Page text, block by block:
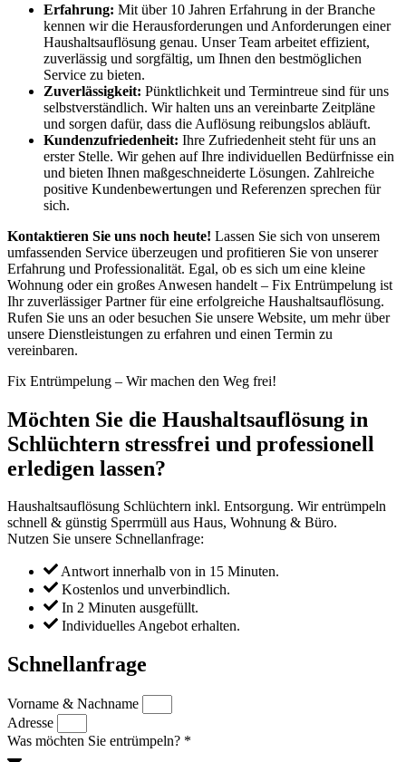
Erfahrung: Mit über 10 Jahren Erfahrung in der Branche
kennen wir die Herausforderungen und Anforderungen einer
Haushaltsauflösung genau. Unser Team arbeitet effizient,
zuverlässig und sorgfältig, um Ihnen den bestmöglichen
Service zu bieten.
Zuverlässigkeit: Pünktlichkeit und Termintreue sind für uns
selbstverständlich. Wir halten uns an vereinbarte Zeitpläne
und sorgen dafür, dass die Auflösung reibungslos abläuft.
Kundenzufriedenheit: Ihre Zufriedenheit steht für uns an
erster Stelle. Wir gehen auf Ihre individuellen Bedürfnisse ein
und bieten Ihnen maßgeschneiderte Lösungen. Zahlreiche
positive Kundenbewertungen und Referenzen sprechen für
sich.
Kontaktieren Sie uns noch heute! Lassen Sie sich von unserem
umfassenden Service überzeugen und profitieren Sie von unserer
Erfahrung und Professionalität. Egal, ob es sich um eine kleine
Wohnung oder ein großes Anwesen handelt – Fix Entrümpelung ist
Ihr zuverlässiger Partner für eine erfolgreiche Haushaltsauflösung.
Rufen Sie uns an oder besuchen Sie unsere Website, um mehr über
unsere Dienstleistungen zu erfahren und einen Termin zu
vereinbaren.
Fix Entrümpelung – Wir machen den Weg frei!
Möchten Sie die Haushaltsauflösung in
Schlüchtern stressfrei und professionell
erledigen lassen?
Haushaltsauflösung Schlüchtern inkl. Entsorgung. Wir entrümpeln
schnell & günstig Sperrmüll aus Haus, Wohnung & Büro.
Nutzen Sie unsere Schnellanfrage:
Antwort innerhalb von in 15 Minuten.
Kostenlos und unverbindlich.
In 2 Minuten ausgefüllt.
Individuelles Angebot erhalten.
Schnellanfrage
Vorname & Nachname
Adresse
Was möchten Sie entrümpeln? *